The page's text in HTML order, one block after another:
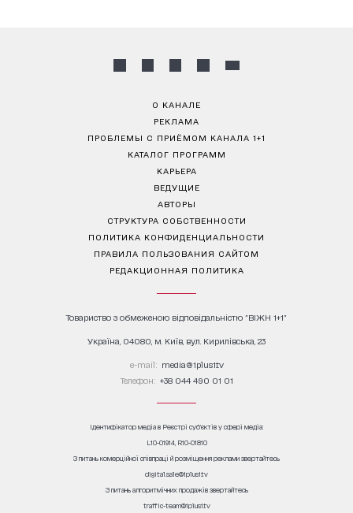
О КАНАЛЕ
РЕКЛАМА
ПРОБЛЕМЫ С ПРИЁМОМ КАНАЛА 1+1
КАТАЛОГ ПРОГРАММ
КАРЬЕРА
ВЕДУЩИЕ
АВТОРЫ
СТРУКТУРА СОБСТВЕННОСТИ
ПОЛИТИКА КОНФИДЕНЦИАЛЬНОСТИ
ПРАВИЛА ПОЛЬЗОВАНИЯ САЙТОМ
РЕДАКЦИОННАЯ ПОЛИТИКА
Товариство з обмеженою відповідальністю "ВІЖН 1+1"
Україна, 04080, м. Київ, вул. Кирилівська, 23
е-mail: media@1plus1.tv
Телефон: +38 044 490 01 01
Ідентифікатор медіа в Реєстрі суб’єктів у сфері медіа:
L10-01914, R10-01810
З питань комерційної співпраці й розміщення реклами звертайтесь
digital.sale@1plus1.tv
З питань алгоритмічних продажів звертайтесь
traffic-team@1plus1.tv